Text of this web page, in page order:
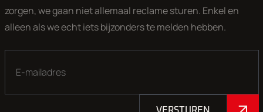
zorgen, we gaan niet allemaal reclame sturen. Enkel en
alleen als we echt iets bijzonders te melden hebben.